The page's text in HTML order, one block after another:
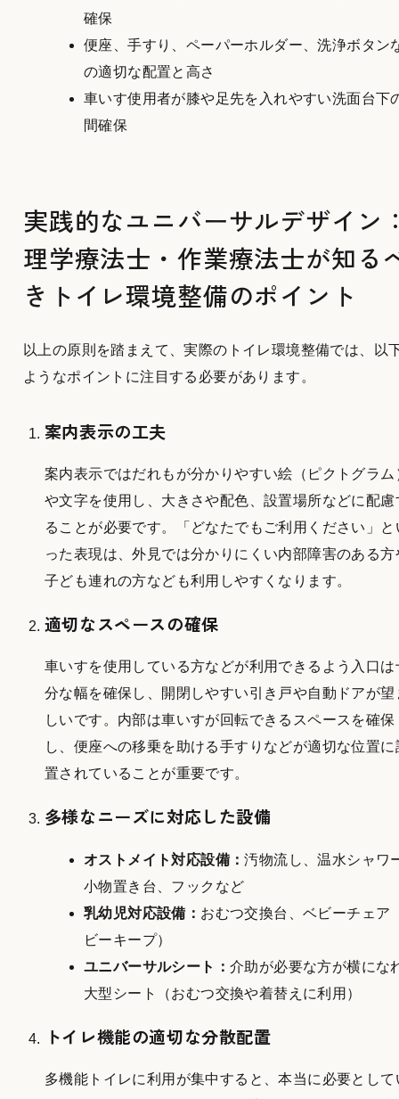
確保
便座、手すり、ペーパーホルダー、洗浄ボタン
の適切な配置と高さ
車いす使用者が膝や足先を入れやすい洗面台下
間確保
実践的なユニバーサルデザイン
理学療法士・作業療法士が知る
きトイレ環境整備のポイント
以上の原則を踏まえて、実際のトイレ環境整備では、以
ようなポイントに注目する必要があります。
案内表示の工夫
案内表示ではだれもが分かりやすい絵（ピクトグラム
や文字を使用し、大きさや配色、設置場所などに配慮
ることが必要です。「どなたでもご利用ください」と
った表現は、外見では分かりにくい内部障害のある方
子ども連れの方なども利用しやすくなります。
適切なスペースの確保
車いすを使用している方などが利用できるよう入口は
分な幅を確保し、開閉しやすい引き戸や自動ドアが望
しいです。内部は車いすが回転できるスペースを確保
し、便座への移乗を助ける手すりなどが適切な位置に
置されていることが重要です。
多様なニーズに対応した設備
オストメイト対応設備：汚物流し、温水シャワ
小物置き台、フックなど
乳幼児対応設備： おむつ交換台、ベビーチェア
ビーキープ）
ユニバーサルシート： 介助が必要な方が横にな
大型シート（おむつ交換や着替えに利用）
トイレ機能の適切な分散配置
多機能トイレに利用が集中すると、本当に必要として